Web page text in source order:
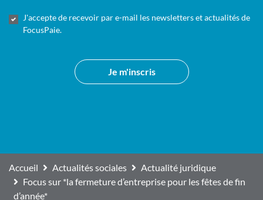
Je m'inscris
RGPD *
J'accepte de recevoir par e-mail les newsletters et actualités de
FocusPaie.
Accueil Actualités sociales
Actualité juridique
Focus sur *la fermeture d’entreprise pour les fêtes de fin
d’année*